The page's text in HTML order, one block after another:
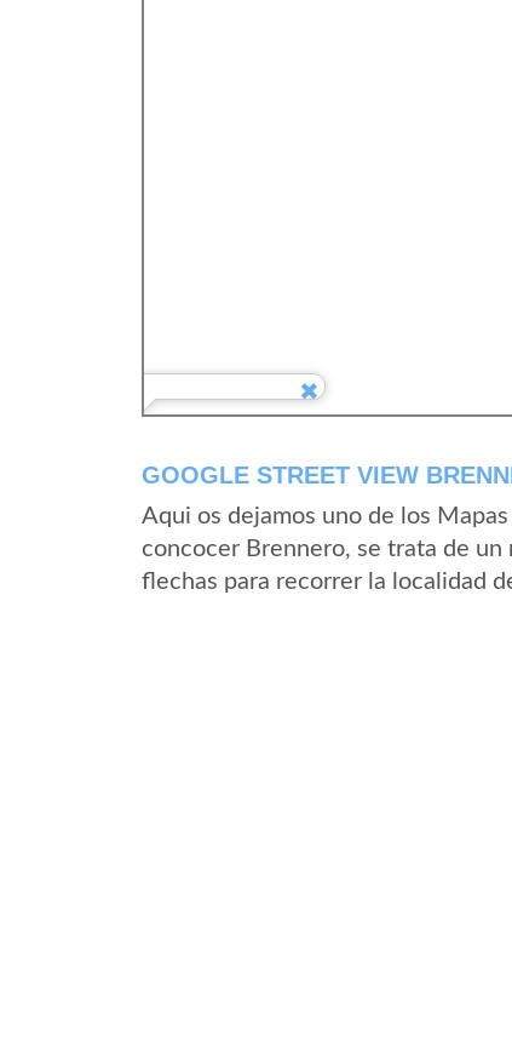
GOOGLE STREET VIEW
Aqui os dejamos uno de los
concocer Brennero, se trata de
flechas para recorrer la localidad